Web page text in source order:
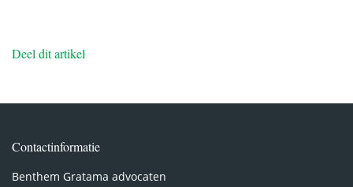
Deel dit artikel
Contactinformatie
Benthem Gratama advocaten